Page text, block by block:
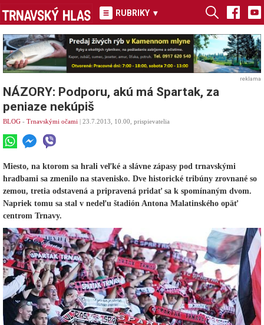
RUBRIKY ▾
reklama
NÁZORY: Podporu, akú má Spartak, za
peniaze nekúpiš
BLOG - Trnavskými očami | 23.7.2013, 10.00, prispievatelia
Miesto, na ktorom sa hrali veľké a slávne zápasy pod trnavskými
hradbami sa zmenilo na stavenisko. Dve historické tribúny zrovnané so
zemou, tretia odstavená a pripravená pridať sa k spomínaným dvom.
Napriek tomu sa stal v nedeľu štadión Antona Malatinského opäť
centrom Trnavy.